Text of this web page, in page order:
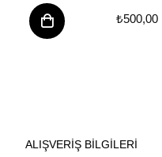
₺500,00
ALIŞVERİŞ BİLGİLERİ